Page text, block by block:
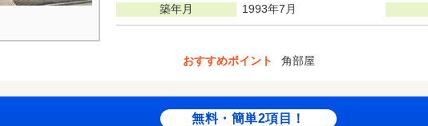
築年月 1993年7月
おすすめポイント 角部屋
無料・簡単2項目！